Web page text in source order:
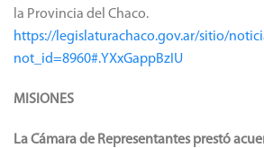
la Provincia del Chaco.
https://legislaturachaco.gov.ar/sitio/
not_id=8960#.YXxGappBzIU
MISIONES
La Cámara de Representantes prestó